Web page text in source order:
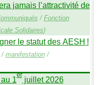
jamais l’attractivité de
/ Fonction
Solidaires)
le statut des AESH !
manifestation/
1erjuillet 2026